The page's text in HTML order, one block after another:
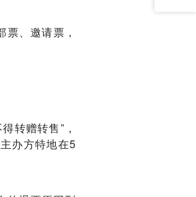
、邀请票，
转赠转售”，
办方特地在5